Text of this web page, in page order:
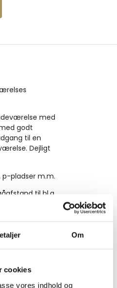
Om
cookies
vores indhold og
med
godt
til en
Dejligt
p-pladser m.m.
til bl.a.
skønne
døren”.
eller
kl. 16.30-